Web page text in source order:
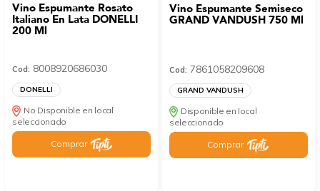
Vino Espumante Rosato
Italiano En Lata DONELLI
200 Ml
Cod: 8008920686030
DONELLI
No Disponible en local
seleccionado
Comprar
Vino Espumante Semiseco
GRAND VANDUSH 750 Ml
Cod: 7861058209608
GRAND VANDUSH
Disponible en local
seleccionado
Comprar